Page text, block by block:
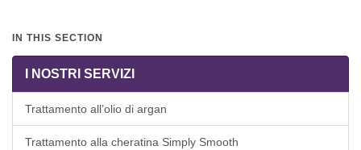
IN THIS SECTION
I NOSTRI SERVIZI
Trattamento all’olio di argan
Trattamento alla cheratina Simply Smooth